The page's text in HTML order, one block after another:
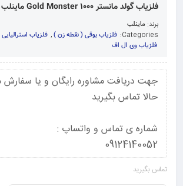
فلزیاب گولد مانستر Gold Monster 1000 ماینلب
برند: ماینلب
Categories: فلزیاب بوقی ( نقطه زن ), فلزیاب استرالیایی
فلزیاب وی ال اف
جهت دریافت مشاوره رایگان و یا
حالا تماس بگیرید
شماره ی تماس و واتساپ :
09124140052
تماس بگیرید